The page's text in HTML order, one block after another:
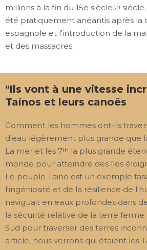
millions à la fin du 15e siècle.th
été pratiquement anéantis après la
espagnole et l'introduction de la
et des massacres.
"Ils vont à une vitesse
Taínos et leurs canoës
Comment les hommes ont-ils
d'eau légèrement plus grande que
La mer et les 7th la plus grande
monde pour atteindre des îles
Le peuple Taino est un exemple
l'ingéniosité et de la résilience de
naviguait en eaux profondes dans
la sécurité relative de la terre
Sud pour traverser des terres
article, nous verrons qui étaient les